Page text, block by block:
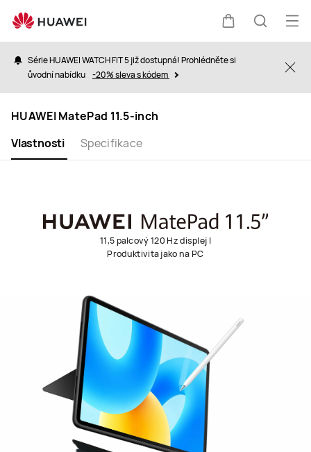
MatePad
11.5-
inch
KošíkHledat
Série HUAWEI WATCH FIT 5 již dostupná! Prohlédněte si
ůvodní nabídku -20% sleva s kódem
HUAWEI MatePad 11.5-inch
Vlastnosti
Specifikace
11,5 palcový 120 Hz displej |
Produktivita jako na PC